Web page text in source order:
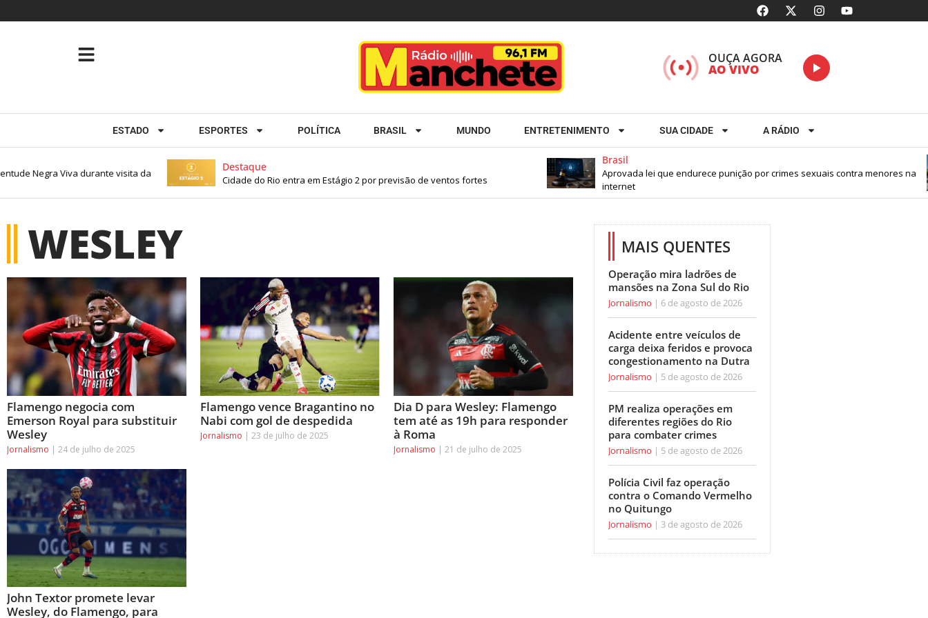
OUÇA AGORA
AO VIVO
ESTADO ESPORTES POLÍTICA BRASIL MUNDO ENTRETENIMENTO SUA CIDADE A RÁDIO
Destaque
Cidade do Rio entra em Estágio 2 por previsão de ventos fortes
Brasil
Aprovada lei que endurece punição por crimes sexuais contra menores na
internet
Negra Viva durante visita da
WESLEY
Flamengo negocia com
Emerson Royal para substituir
Wesley
Jornalismo 24 de julho de 2025
Flamengo vence Bragantino no
Nabi com gol de despedida
Jornalismo 23 de julho de 2025
Dia D para Wesley: Flamengo
tem até as 19h para responder
à Roma
Jornalismo 21 de julho de 2025
John Textor promete levar
Wesley, do Flamengo, para
MAIS QUENTES
Operação mira ladrões de
mansões na Zona Sul do Rio
Jornalismo 6 de agosto de 2026
Acidente entre veículos de
carga deixa feridos e provoca
congestionamento na Dutra
Jornalismo 5 de agosto de 2026
PM realiza operações em
diferentes regiões do Rio
para combater crimes
Jornalismo 5 de agosto de 2026
Polícia Civil faz operação
contra o Comando Vermelho
no Quitungo
Jornalismo 3 de agosto de 2026